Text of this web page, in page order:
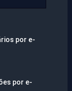
por e-
por e-